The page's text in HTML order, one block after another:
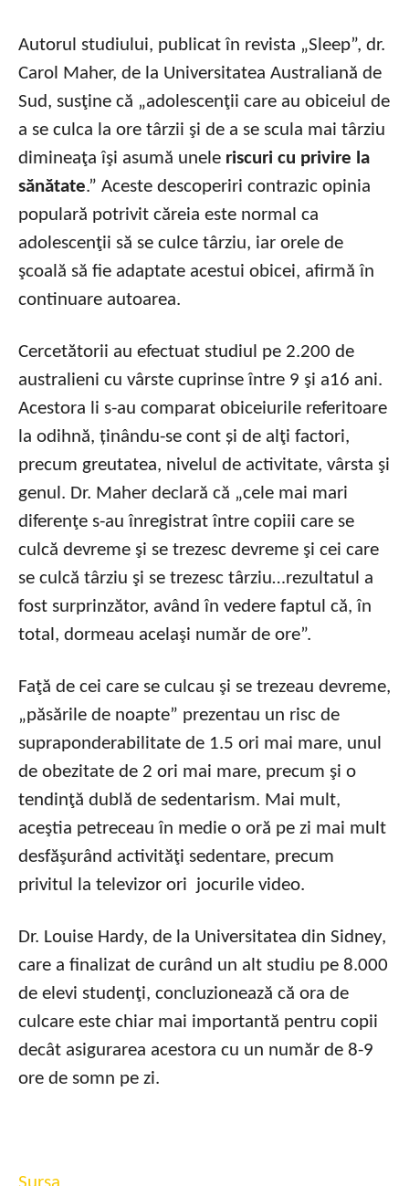
Autorul studiului, publicat în revista „Sleep”, dr.
Carol Maher, de la Universitatea Australiană de
Sud, susţine că „adolescenţii care au obiceiul de
a se culca la ore târzii şi de a se scula mai târziu
dimineaţa îşi asumă unele riscuri cu privire la
sănătate.” Aceste descoperiri contrazic opinia
populară potrivit căreia este normal ca
adolescenţii să se culce târziu, iar orele de
şcoală să fie adaptate acestui obicei, afirmă în
continuare autoarea.
Cercetătorii au efectuat studiul pe 2.200 de
australieni cu vârste cuprinse între 9 şi a16 ani.
Acestora li s-au comparat obiceiurile referitoare
la odihnă, ținându-se cont și de alţi factori,
precum greutatea, nivelul de activitate, vârsta şi
genul. Dr. Maher declară că „cele mai mari
diferenţe s-au înregistrat între copiii care se
culcă devreme şi se trezesc devreme şi cei care
se culcă târziu şi se trezesc târziu…rezultatul a
fost surprinzător, având în vedere faptul că, în
total, dormeau acelaşi număr de ore”.
Faţă de cei care se culcau şi se trezeau devreme,
„păsările de noapte” prezentau un risc de
supraponderabilitate de 1.5 ori mai mare, unul
de obezitate de 2 ori mai mare, precum şi o
tendinţă dublă de sedentarism. Mai mult,
aceştia petreceau în medie o oră pe zi mai mult
desfăşurând activităţi sedentare, precum
privitul la televizor ori jocurile video.
Dr. Louise Hardy, de la Universitatea din Sidney,
care a finalizat de curând un alt studiu pe 8.000
de elevi studenţi, concluzionează că ora de
culcare este chiar mai importantă pentru copii
decât asigurarea acestora cu un număr de 8-9
ore de somn pe zi.